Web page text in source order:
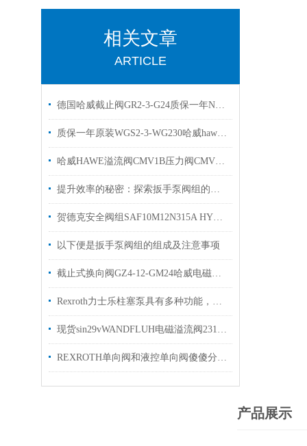
相关文章
ARTICLE
德国哈威截止阀GR2-3-G24质保一年NGR2-1R-N24现货
质保一年原装WGS2-3-WG230哈威hawe换向阀
哈威HAWE溢流阀CMV1B压力阀CMV系列样本
提升效率的秘密：探索扳手泵阀组的显著优点！
贺德克安全阀组SAF10M12N315A HYDAC蓄能器阀组
以下便是扳手泵阀组的组成及注意事项
截止式换向阀GZ4-12-GM24哈威电磁阀质保一年
Rexroth力士乐柱塞泵具有多种功能，详细请看下文
现货sin29vWANDFLUH电磁溢流阀2313.001 M2203-G24-C
REXROTH单向阀和液控单向阀傻傻分不清楚？看完你就明白了！
产品展示